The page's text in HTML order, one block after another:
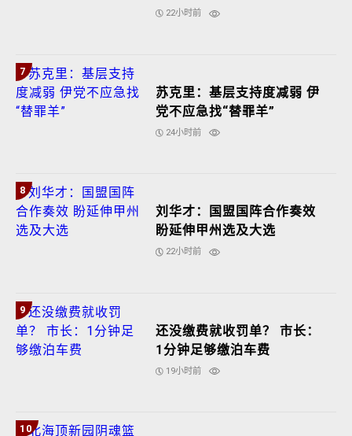
22小时前
7
苏克里：基层支持度减弱 伊
党不应急找“替罪羊”
24小时前
8
刘华才：国盟国阵合作奏效
盼延伸甲州选及大选
22小时前
9
还没缴费就收罚单？ 市长：
1分钟足够缴泊车费
19小时前
10